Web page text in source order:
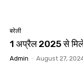
बरेली
1 अप्रैल 2025 से
Admin - August 27,